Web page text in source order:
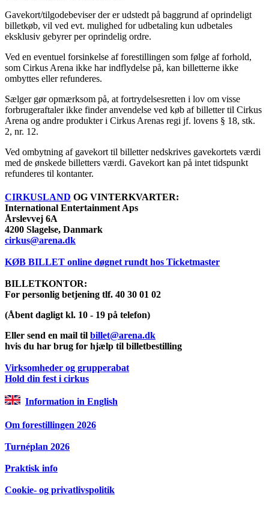
Gavekort/tilgodebeviser der er udstedt på baggrund af oprindeligt
billetkøb, vil ved evt. mulighed for udbetaling kun udbetales
eksklusiv gebyrer per oprindelig ordre.
Ved en eventuel forsinkelse af forestillingen som følge af forhold,
som Cirkus Arena ikke har indflydelse på, kan billetterne ikke
ombyttes eller refunderes.
Sælger gør opmærksom på, at fortrydelsesretten i lov om visse
forbrugeraftaler ikke finder anvendelse ved køb af billetter til Cirkus
Arena og andre produkter i Cirkus Arenas regi jf. lovens § 18, stk.
2, nr. 12.
Ved ombytning af gavekort til billetter nedskrives gavekortets værdi
med de ønskede billetters værdi. Gavekort kan på intet tidspunkt
refunderes til kontanter.
CIRKUSLAND OG VINTERKVARTER:
International Entertainment Aps
Årslevvej 6A
4200 Slagelse, Danmark
cirkus@arena.dk
KØB BILLET online døgnet rundt hos Ticketmaster
BILLETKONTOR:
For personlig betjening tlf. 40 30 01 02
(Åbent dagligt kl. 10 - 19 på telefon)
Eller send en mail til billet@arena.dk
hvis du har brug for hjælp til billetbestilling
Virksomheder og grupperabat
Hold din fest i cirkus
Information in English
Om forestillingen 2026
Turnéplan 2026
Praktisk info
Cookie- og privatlivspolitik